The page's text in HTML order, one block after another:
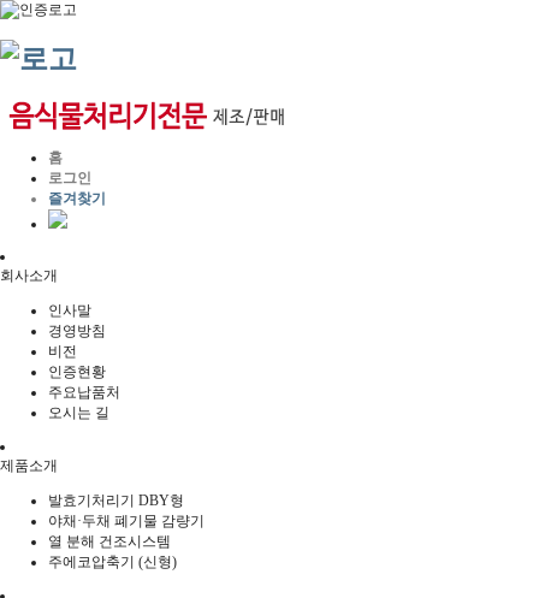
홈
로그인
즐겨찾기
회사소개
인사말
경영방침
비전
인증현황
주요납품처
오시는 길
제품소개
발효기처리기 DBY형
야채·두채 폐기물 감량기
열 분해 건조시스템
주에코압축기 (신형)